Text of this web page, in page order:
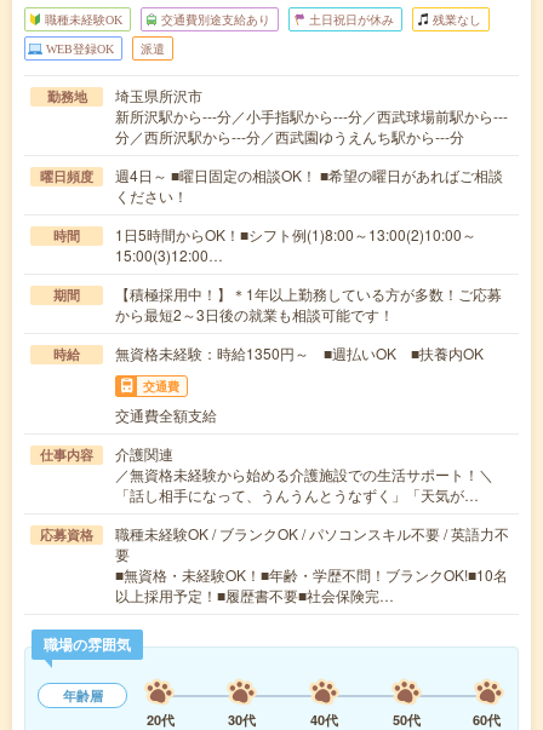
職種未経験OK 交通費別途支給あり 土日祝日が休み 残業なし
WEB登録OK 派遣
勤務地
埼玉県所沢市
新所沢駅から---分／小手指駅から---分／西武球場前駅から---
分／西所沢駅から---分／西武園ゆうえんち駅から---分
曜日頻度
週4日～ ■曜日固定の相談OK！ ■希望の曜日があればご相談
ください！
時間
1日5時間からOK！■シフト例(1)8:00～13:00(2)10:00～
15:00(3)12:00…
期間
【積極採用中！】＊1年以上勤務している方が多数！ご応募
から最短2～3日後の就業も相談可能です！
時給 無資格未経験：時給1350円～ ■週払いOK ■扶養内OK
交通費
交通費全額支給
仕事内容
介護関連
／無資格未経験から始める介護施設での生活サポート！＼
「話し相手になって、うんうんとうなずく」「天気が…
応募資格
職種未経験OK / ブランクOK / パソコンスキル不要 / 英語力不
要
■無資格・未経験OK！■年齢・学歴不問！ブランクOK!■10名
以上採用予定！■履歴書不要■社会保険完…
職場の雰囲気
年齢層
20代
30代 40代 50代
60代